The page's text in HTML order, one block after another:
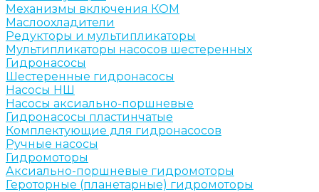
Механизмы включения КОМ
Маслоохладители
Редукторы и мультипликаторы
Мультипликаторы насосов шестеренных
Гидронасосы
Шестеренные гидронасосы
Насосы НШ
Насосы аксиально-поршневые
Гидронасосы пластинчатые
Комплектующие для гидронасосов
Ручные насосы
Гидромоторы
Аксиально-поршневые гидромоторы
Героторные (планетарные) гидромоторы